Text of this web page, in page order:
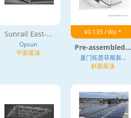
Sunrail East-...
Opsun
平面屋顶
¥0.135 / Wp *
Pre-assembled...
厦门拓普菲斯新...
斜面屋顶